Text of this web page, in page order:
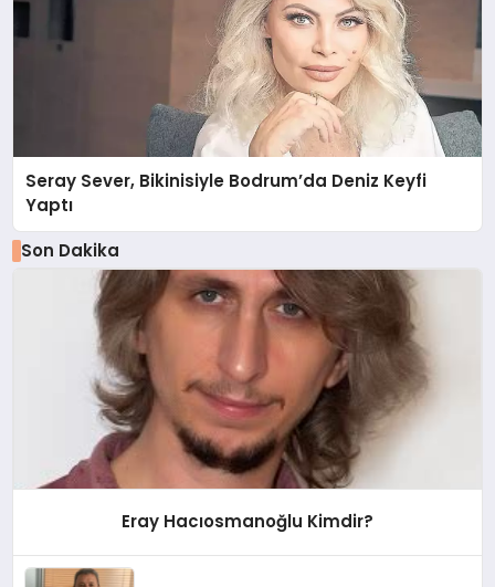
Seray Sever, Bikinisiyle Bodrum’da Deniz Keyfi
Yaptı
Son Dakika
Eray Hacıosmanoğlu Kimdir?